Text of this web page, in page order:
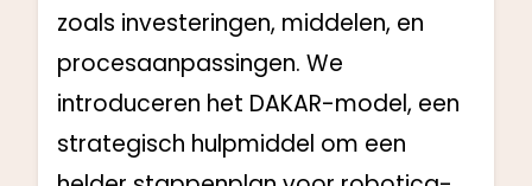
zoals investeringen, middelen, en
procesaanpassingen. We
introduceren het DAKAR-model, een
strategisch hulpmiddel om een